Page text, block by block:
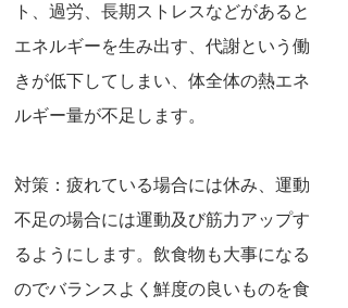
ト、過労、長期ストレスなどがあると
エネルギーを生み出す、代謝という働
きが低下してしまい、体全体の熱エネ
ルギー量が不足します。
対策：疲れている場合には休み、運動
不足の場合には運動及び筋力アップす
るようにします。飲食物も大事になる
のでバランスよく鮮度の良いものを食